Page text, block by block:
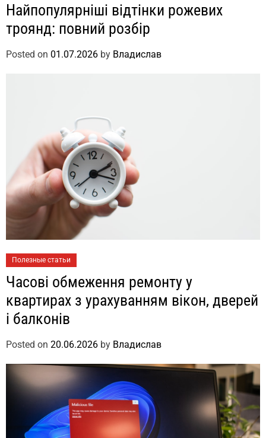
Найпопулярніші відтінки рожевих
троянд: повний розбір
Posted on 01.07.2026 by Владислав
Полезные статьи
Часові обмеження ремонту у
квартирах з урахуванням вікон, дверей
і балконів
Posted on 20.06.2026 by Владислав